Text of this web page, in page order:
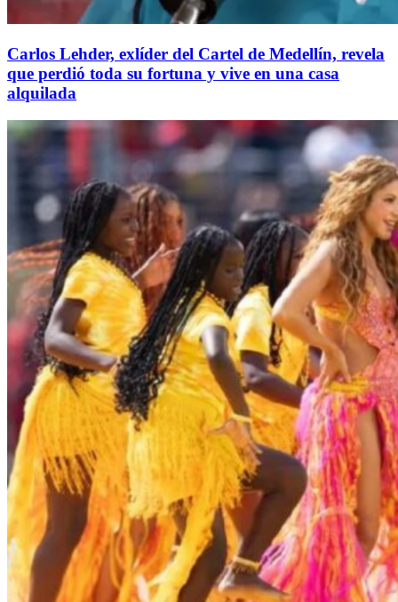
Carlos Lehder, exlíder del Cartel de Medellín, revela
que perdió toda su fortuna y vive en una casa
alquilada